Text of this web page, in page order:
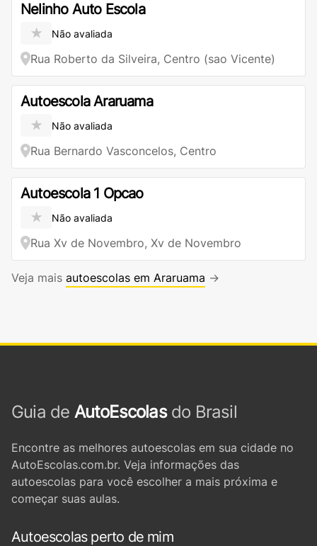
Nelinho Auto Escola
★ Não avaliada
Rua Roberto da Silveira, Centro (sao Vicente)
Autoescola Araruama
★ Não avaliada
Rua Bernardo Vasconcelos, Centro
Autoescola 1 Opcao
★ Não avaliada
Rua Xv de Novembro, Xv de Novembro
Veja mais autoescolas em Araruama →
Guia de AutoEscolasdo Brasil
Encontre as melhores autoescolas em sua cidade no
AutoEscolas.com.br. Veja informações das
autoescolas para você escolher a mais próxima e
começar suas aulas.
Autoescolas perto de mim